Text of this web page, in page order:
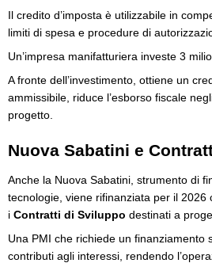
Il credito d’imposta è utilizzabile in
limiti di spesa e procedure di
Un’impresa manifatturiera investe 3
A fronte dell’investimento, ottiene un
ammissibile, riduce l’esborso fiscale
progetto.
Nuova Sabatini e
Anche la Nuova Sabatini, strumento di
tecnologie, viene rifinanziata per il
i Contratti di Sviluppo destinati a
Una PMI che richiede un
contributi agli interessi, rendendo